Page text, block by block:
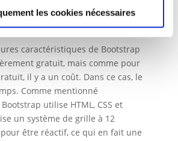
les cookies nécessaires
quand tout est dit et fait.
caractéristiques de Bootstrap
gratuit, mais comme pour
il y a un coût. Dans ce cas, le
Comme mentionné
utilise HTML, CSS et
un système de grille à 12
être réactif, ce qui en fait une